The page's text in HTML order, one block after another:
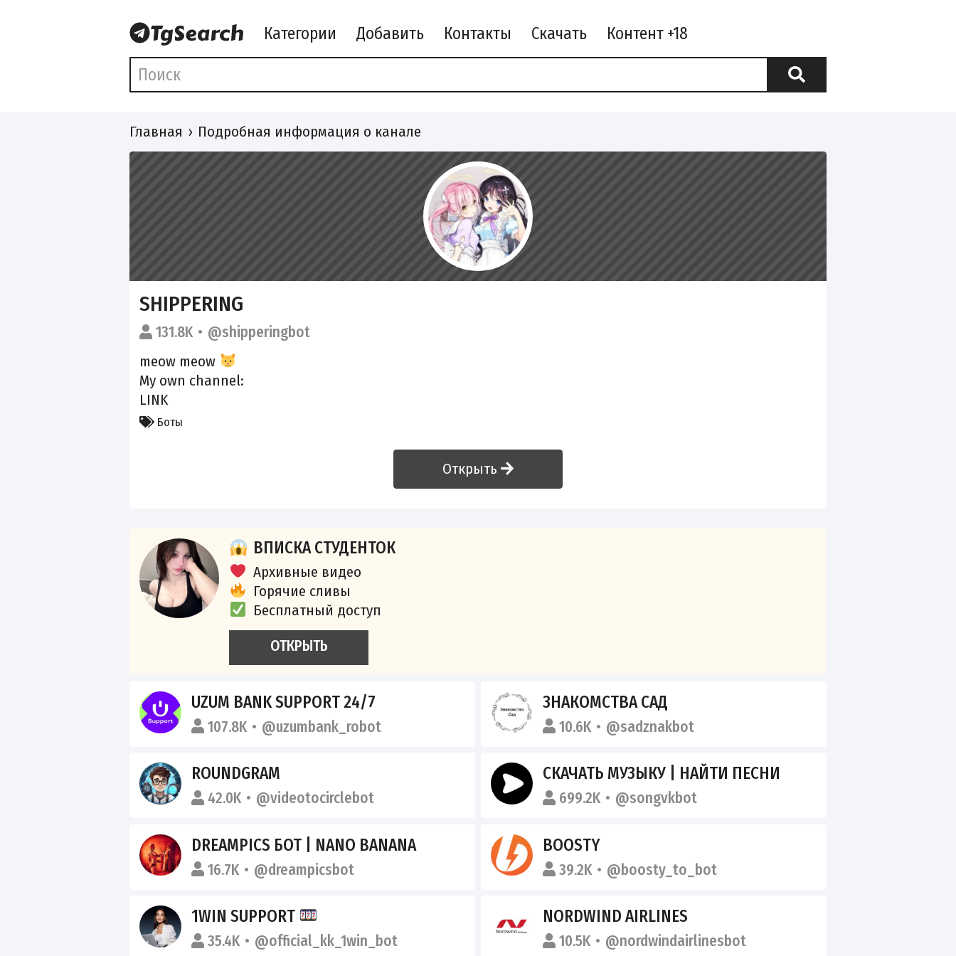
Категории Добавить Контакты Скачать
Главная Подробная информация о канале
SHIPPERING
131.8K
@shipperingbot
meow meow
My own channel:
LINK
Боты
Открыть
ВПИСКА СТУДЕНТОК
Архивные видео
Горячие сливы
Бесплатный доступ
ОТКРЫТЬ
UZUM BANK SUPPORT 24/7
107.8K @uzumbank_robot
ЗНАКОМСТВА САД
10.6K @sadznakbot
ROUNDGRAM
42.0K @videotocirclebot
СКАЧАТЬ МУЗЫКУ | НАЙТИ ПЕСНИ
699.2K @songvkbot
DREAMPICS БОТ | NANO BANANA
16.7K @dreampicsbot
BOOSTY
39.2K @boosty_to_bot
1WIN SUPPORT
35.4K @official_kk_1win_bot
NORDWIND AIRLINES
10.5K @nordwindairlinesbot